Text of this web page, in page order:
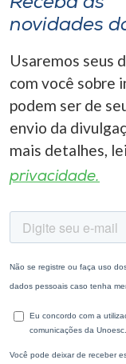
novidades
Usaremos seus
com você sobre
podem ser de
envio da
mais detalhes,
privacidade.